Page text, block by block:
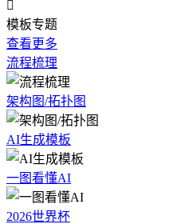

模板专题
查看更多
流程梳理
架构图/拓扑图
AI生成模板
一图看懂AI
2026世界杯